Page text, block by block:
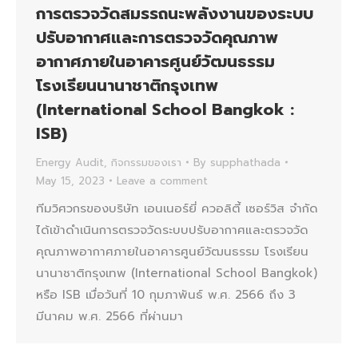
การตรวจวัดสมรรถนะพลังงานของระบบ
ปรับอากาศและการตรวจวัดคุณภาพ
อากาศภายในอาคารศูนย์วัฒนธรรม
โรงเรียนนานาชาติกรุงเทพ
(International School Bangkok :
ISB)
Energy Audit, กิจกรรมของเรา By supphathada
May 15, 2023
Leave a comment
ทีมวิศวกรของบริษัท เอนเนอร์ยี่ ควอลิตี้ เซอร์วิส จำกัด
ได้เข้าดำเนินการตรวจวัดระบบปรับอากาศและตรวจวัด
คุณภาพอากาศภายในอาคารศูนย์วัฒนธรรม โรงเรียน
นานาชาติกรุงเทพ (International School Bangkok)
หรือ ISB เมื่อวันที่ 10 กุมภาพันธ์ พ.ศ. 2566 ถึง 3
มีนาคม พ.ศ. 2566 ที่ผ่านมา